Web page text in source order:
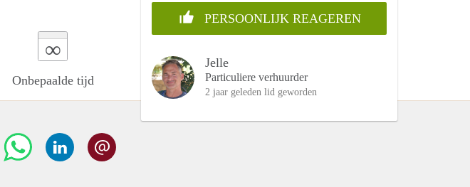
∞
Onbepaalde tijd
PERSOONLIJK REAGEREN
Jelle
Particuliere verhuurder
2 jaar geleden lid geworden